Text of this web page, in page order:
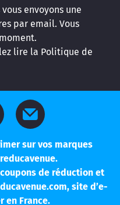
envoyons une
par email. Vous
lire la Politique de
sur vos marques
de réduction et
site d’e-
en France.